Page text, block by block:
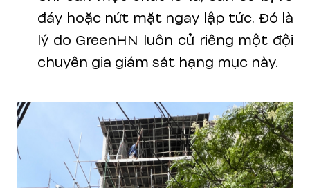
đáy hoặc nứt mặt ngay lập tức. Đó là
lý do GreenHN luôn cử riêng một đội
chuyên gia giám sát hạng mục này.